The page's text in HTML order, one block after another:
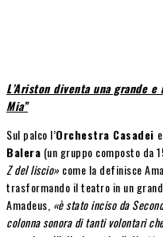
L’Ariston diventa una grande e
Mia”
Sul palco l’Orchestra Casadei
Balera (un gruppo composto da
Z del liscio» come la definisce
trasformando il teatro in un
Amadeus, «è stato inciso da
colonna sonora di tanti volontari